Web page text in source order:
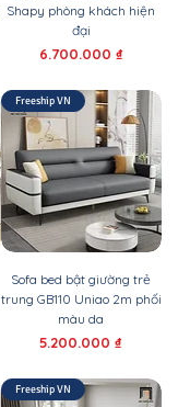
Shapy phòng khách hiện
đại
Giá
6.700.000 ₫
Freeship VN
Sofa bed bật giường trẻ
trung GB110 Uniao 2m phối
màu da
Giá
5.200.000 ₫
Freeship VN